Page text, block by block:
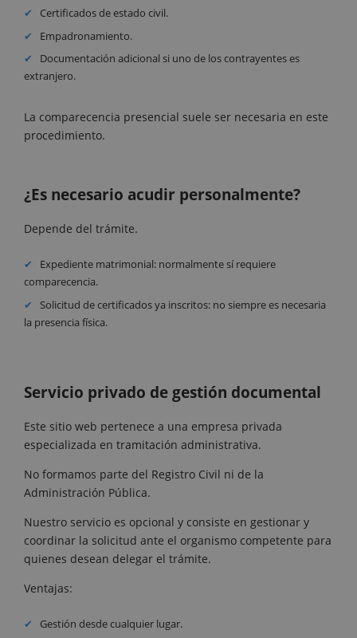
Certificados de estado civil.
Empadronamiento.
Documentación adicional si uno de los contrayentes es
extranjero.
La comparecencia presencial suele ser necesaria en este
procedimiento.
¿Es necesario acudir personalmente?
Depende del trámite.
Expediente matrimonial: normalmente sí requiere
comparecencia.
Solicitud de certificados ya inscritos: no siempre es necesaria
la presencia física.
Servicio privado de gestión documental
Este sitio web pertenece a una empresa privada
especializada en tramitación administrativa.
No formamos parte del Registro Civil ni de la
Administración Pública.
Nuestro servicio es opcional y consiste en gestionar y
coordinar la solicitud ante el organismo competente para
quienes desean delegar el trámite.
Ventajas:
Gestión desde cualquier lugar.